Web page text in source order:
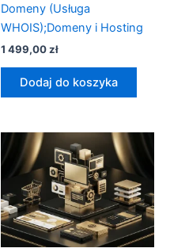
Domeny (Usługa
WHOIS);Domeny i Hosting
1 499,00zł
Dodaj do koszyka